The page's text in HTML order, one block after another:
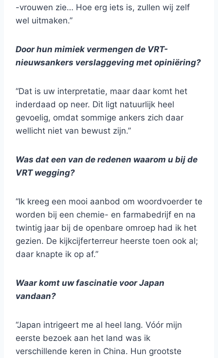
-vrouwen zie… Hoe erg iets is, zullen wij zelf
wel uitmaken.”
Door hun mimiek vermengen de VRT-
nieuwsankers verslaggeving met opiniëring?
“Dat is uw interpretatie, maar daar komt het
inderdaad op neer. Dit ligt natuurlijk heel
gevoelig, omdat sommige ankers zich daar
wellicht niet van bewust zijn.”
Was dat een van de redenen waarom u bij de
VRT wegging?
“Ik kreeg een mooi aanbod om woordvoerder te
worden bij een chemie- en farmabedrijf en na
twintig jaar bij de openbare omroep had ik het
gezien. De kijkcijferterreur heerste toen ook al;
daar knapte ik op af.”
Waar komt uw fascinatie voor Japan
vandaan?
“Japan intrigeert me al heel lang. Vóór mijn
eerste bezoek aan het land was ik
verschillende keren in China. Hun grootste